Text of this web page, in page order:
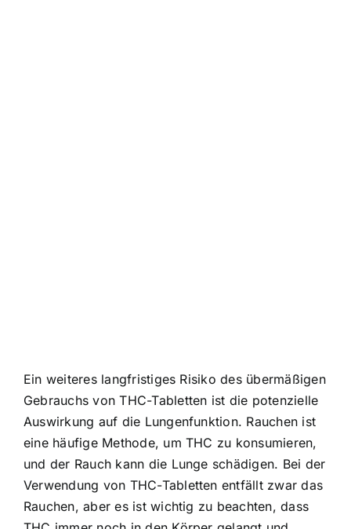
Ein weiteres langfristiges Risiko des übermäßigen
Gebrauchs von THC-Tabletten ist die potenzielle
Auswirkung auf die Lungenfunktion. Rauchen ist
eine häufige Methode, um THC zu konsumieren,
und der Rauch kann die Lunge schädigen. Bei der
Verwendung von THC-Tabletten entfällt zwar das
Rauchen, aber es ist wichtig zu beachten, dass